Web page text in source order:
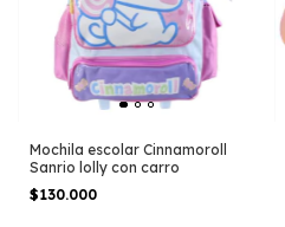
Mochila escolar Cinnamoroll
Sanrio lolly con carro
$130.000